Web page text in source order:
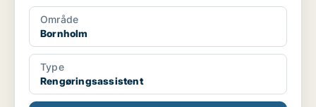
Område
Bornholm
Type
Rengøringsassistent